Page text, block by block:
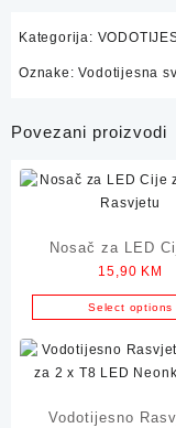
Kategorija:
Oznake:Vodotijesna
Povezani proizvodi
Nosač za LED
Tračnu
15,90 KM
Select options
Vodotijesno